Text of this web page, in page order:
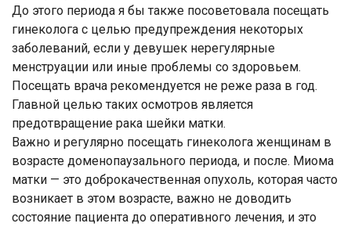
До этого периода я бы также посоветовала посещать
гинеколога с целью предупреждения некоторых
заболеваний, если у девушек нерегулярные
менструации или иные проблемы со здоровьем.
Посещать врача рекомендуется не реже раза в год.
Главной целью таких осмотров является
предотвращение рака шейки матки.
Важно и регулярно посещать гинеколога женщинам в
возрасте доменопаузального периода, и после. Миома
матки — это доброкачественная опухоль, которая часто
возникает в этом возрасте, важно не доводить
состояние пациента до оперативного лечения, и это